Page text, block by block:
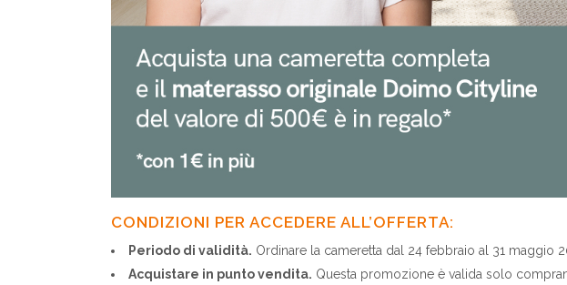
CONDIZIONI PER ACCEDERE ALL’OFFERTA:
Periodo di validità. Ordinare la cameretta dal 24 febbraio al 31 maggio
Acquistare in punto vendita. Questa promozione è valida solo